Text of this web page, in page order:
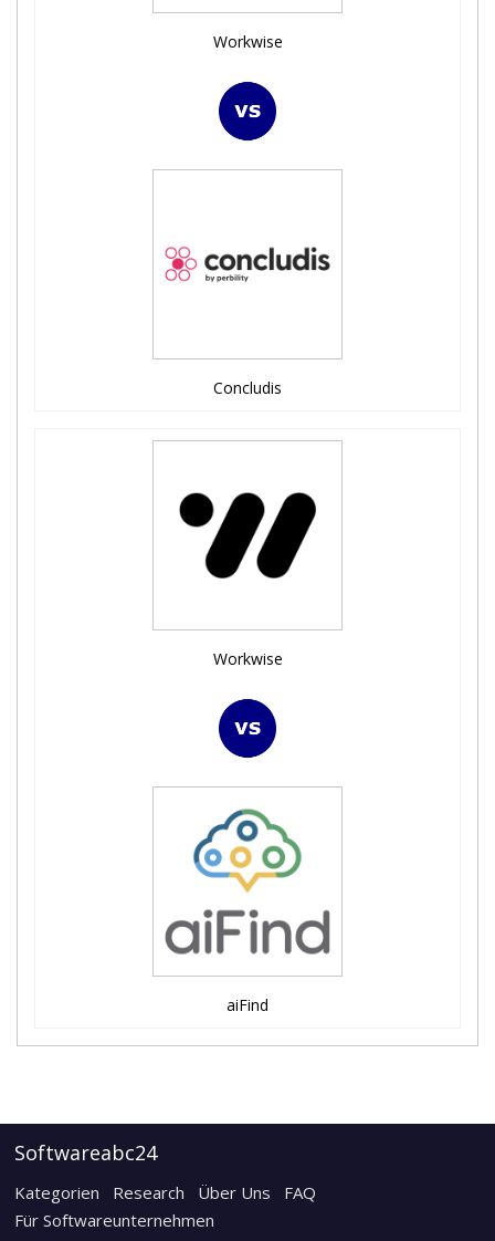
Workwise
Concludis
Workwise
aiFind
Softwareabc24
Kategorien Research Über Uns
FAQ
Für Softwareunternehmen